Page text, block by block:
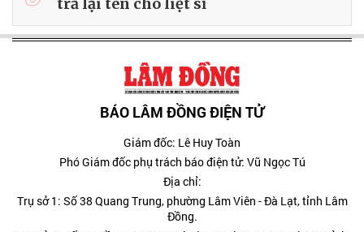
BÁO LÂM ĐỒNG ĐIỆN TỬ
Giám đốc: Lê Huy Toàn
Phó Giám đốc phụ trách báo điện tử: Vũ Ngọc Tú
Địa chỉ:
Trụ sở 1: Số 38 Quang Trung, phường Lâm Viên - Đà Lạt, tỉnh Lâm
Đồng.